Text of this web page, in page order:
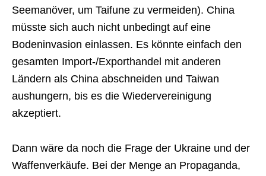
Seemanöver, um Taifune zu vermeiden). China
müsste sich auch nicht unbedingt auf eine
Bodeninvasion einlassen. Es könnte einfach den
gesamten Import-/Exporthandel mit anderen
Ländern als China abschneiden und Taiwan
aushungern, bis es die Wiedervereinigung
akzeptiert.
Dann wäre da noch die Frage der Ukraine und der
Waffenverkäufe. Bei der Menge an Propaganda,